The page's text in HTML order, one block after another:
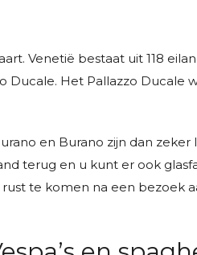
Venetië bestaat uit 118
Ducale. Het Pallazzo Ducale
en Burano zijn dan zeker
terug en u kunt er ook
te komen na een bezoek